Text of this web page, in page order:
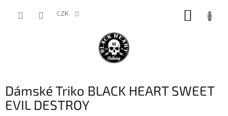
CZK
Dámské Triko BLACK HEART SWEET
EVIL DESTROY